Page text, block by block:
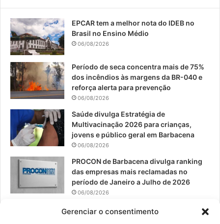
Gerenciar o consentimento
b
o
o
u
e
a
r
EPCAR tem a melhor nota do IDEB no
Brasil no Ensino Médio
06/08/2026
Período de seca concentra mais de 75%
dos incêndios às margens da BR-040 e
reforça alerta para prevenção
06/08/2026
Saúde divulga Estratégia de
Multivacinação 2026 para crianças,
jovens e público geral em Barbacena
06/08/2026
PROCON de Barbacena divulga ranking
das empresas mais reclamadas no
período de Janeiro a Julho de 2026
06/08/2026
Prefeitura convoca organizações de